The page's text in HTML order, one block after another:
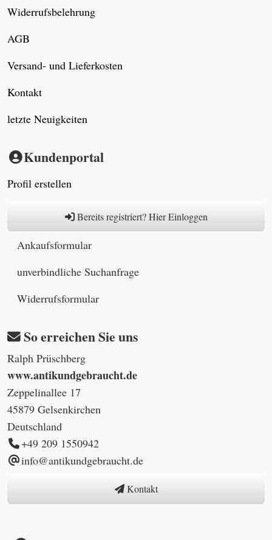
Widerrufsbelehrung
AGB
Versand- und Lieferkosten
Kontakt
letzte Neuigkeiten
Kundenportal
Profil erstellen
Bereits registriert? Hier Einloggen
Ankaufsformular
unverbindliche Suchanfrage
Widerrufsformular
So erreichen Sie uns
Ralph Prüschberg
www.antikundgebraucht.de
Zeppelinallee 17
45879 Gelsenkirchen
Deutschland
+49 209 1550942
info@antikundgebraucht.de
Kontakt